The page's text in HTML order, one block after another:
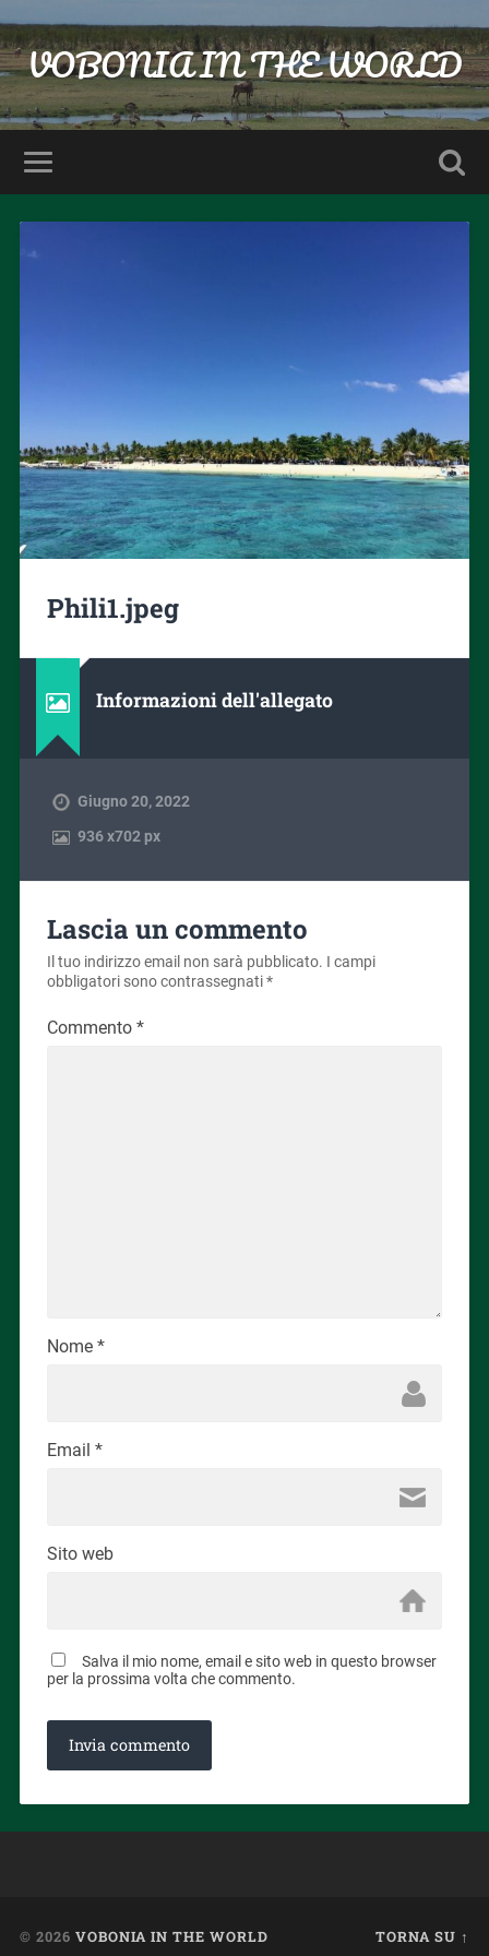
VOBONIA IN THE WORLD
Phili1.jpeg
Informazioni dell'allegato
Giugno 20, 2022
936x702 px
Lascia un commento
Il tuo indirizzo email non sarà pubblicato. I campi
obbligatori sono contrassegnati*
Commento *
Nome *
Email *
Sito web
Salva il mio nome, email e sito web in questo browser
per la prossima volta che commento.
© 2026 VOBONIA IN THE WORLD TORNA SU ↑